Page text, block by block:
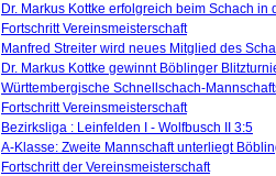
Dr. Markus Kottke erfolgreich beim Schach
Fortschritt Vereinsmeisterschaft
Manfred Streiter wird neues Mitglied des
Dr. Markus Kottke gewinnt Böblinger
Württembergische Schnellschach-
Fortschritt Vereinsmeisterschaft
Bezirksliga : Leinfelden I - Wolfbusch II 3:5
A-Klasse: Zweite Mannschaft unterliegt
Fortschritt der Vereinsmeisterschaft